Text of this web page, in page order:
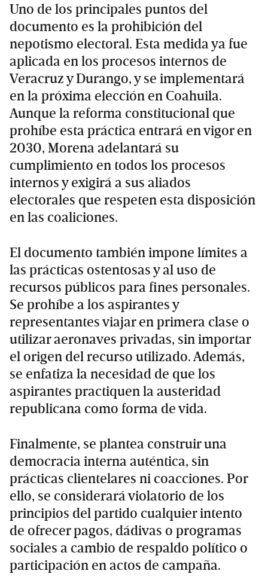
Uno de los principales puntos del
documento es la prohibición del
nepotismo electoral. Esta medida ya fue
aplicada en los procesos internos de
Veracruz y Durango, y se implementará
en la próxima elección en Coahuila.
Aunque la reforma constitucional que
prohíbe esta práctica entrará en vigor en
2030, Morena adelantará su
cumplimiento en todos los procesos
internos y exigirá a sus aliados
electorales que respeten esta disposición
en las coaliciones.
El documento también impone límites a
las prácticas ostentosas y al uso de
recursos públicos para fines personales.
Se prohíbe a los aspirantes y
representantes viajar en primera clase o
utilizar aeronaves privadas, sin importar
el origen del recurso utilizado. Además,
se enfatiza la necesidad de que los
aspirantes practiquen la austeridad
republicana como forma de vida.
Finalmente, se plantea construir una
democracia interna auténtica, sin
prácticas clientelares ni coacciones. Por
ello, se considerará violatorio de los
principios del partido cualquier intento
de ofrecer pagos, dádivas o programas
sociales a cambio de respaldo político o
participación en actos de campaña.